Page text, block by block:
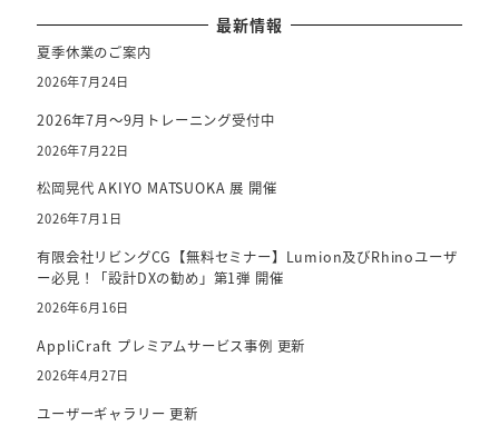
最新情報
夏季休業のご案内
2026年7月24日
2026年7月～9月トレーニング受付中
2026年7月22日
松岡晃代 AKIYO MATSUOKA 展 開催
2026年7月1日
有限会社リビングCG【無料セミナー】Lumion及びRhinoユーザ
ー必見！「設計DXの勧め」第1弾 開催
2026年6月16日
AppliCraft プレミアムサービス事例 更新
2026年4月27日
ユーザーギャラリー 更新